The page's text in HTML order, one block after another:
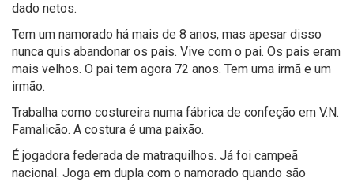
dado netos.
Tem um namorado há mais de 8 anos, mas apesar disso
nunca quis abandonar os pais. Vive com o pai. Os pais eram
mais velhos. O pai tem agora 72 anos. Tem uma irmã e um
irmão.
Trabalha como costureira numa fábrica de confeção em V.N.
Famalicão. A costura é uma paixão.
É jogadora federada de matraquilhos. Já foi campeã
nacional. Joga em dupla com o namorado quando são